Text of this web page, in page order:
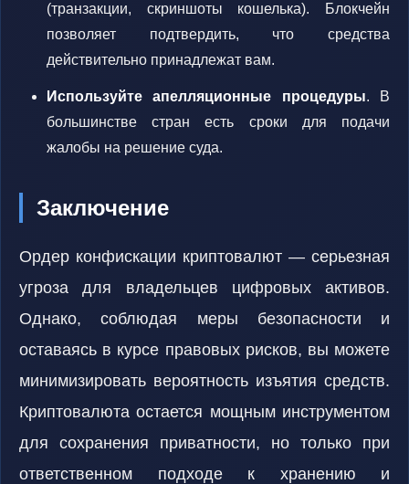
(транзакции, скриншоты кошелька). Блокчейн
позволяет подтвердить, что средства
действительно принадлежат вам.
Используйте апелляционные процедуры. В
большинстве стран есть сроки для подачи
жалобы на решение суда.
Заключение
Ордер конфискации криптовалют — серьезная
угроза для владельцев цифровых активов.
Однако, соблюдая меры безопасности и
оставаясь в курсе правовых рисков, вы можете
минимизировать вероятность изъятия средств.
Криптовалюта остается мощным инструментом
для сохранения приватности, но только при
ответственном подходе к хранению и